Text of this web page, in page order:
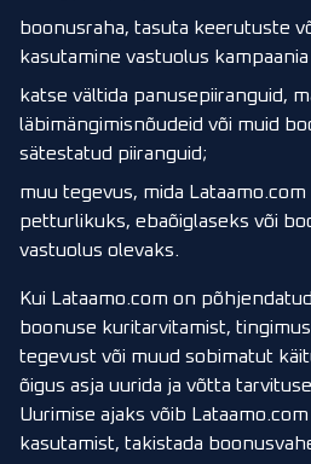
boonusraha, tasuta keerutuste
kasutamine vastuolus
katse vältida panusepiiranguid,
läbimängimisnõudeid või muid
sätestatud piiranguid;
muu tegevus, mida
petturlikuks, ebaõiglaseks või
vastuolus olevaks.
Kui Lataamo.com on
boonuse kuritarvitamist,
tegevust või muud sobimatut
õigus asja uurida ja võtta
Uurimise ajaks võib
kasutamist, takistada